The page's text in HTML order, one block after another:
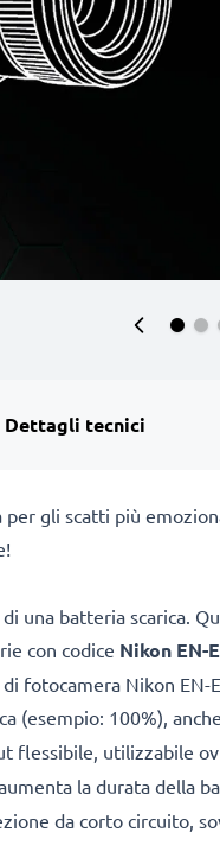
Dettagli tecnici
gli scatti più
una batteria scarica.
con codice Nikon EN-
fotocamera Nikon EN-
(esempio: 100%),
flessibile, utilizzabile
la durata della
da corto circuito,